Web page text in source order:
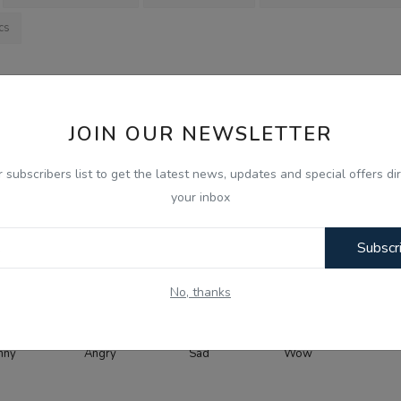
JOIN OUR NEWSLETTER
subscribers list to get the latest news, updates and special offers
your inbox
No, thanks
ਨੂੰ...
NEXT NEWS
ਬਦਲੇ ਸੁਰ
Angry
0
Sad Wow